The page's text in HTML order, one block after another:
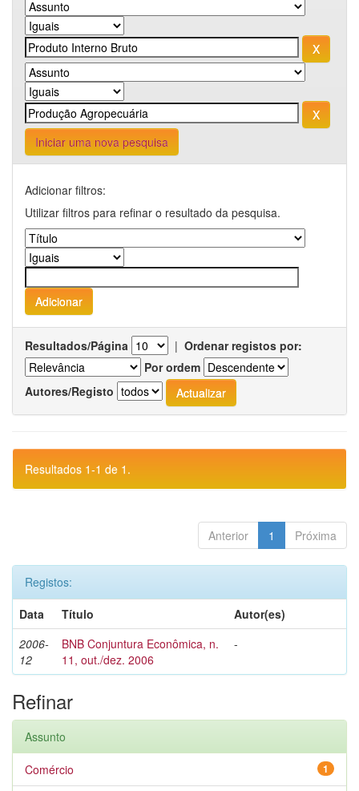
Iniciar uma nova pesquisa
Adicionar filtros:
Utilizar filtros para refinar o resultado da pesquisa.
Resultados/Página | Ordenar registos por:
Por ordem
Autores/Registo
Resultados 1-1 de 1.
Anterior 1 Próxima
Registos:
Data
Título
Autor(es)
2006-
12
BNB Conjuntura Econômica, n.
11, out./dez. 2006
-
Refinar
Assunto
1
Comércio